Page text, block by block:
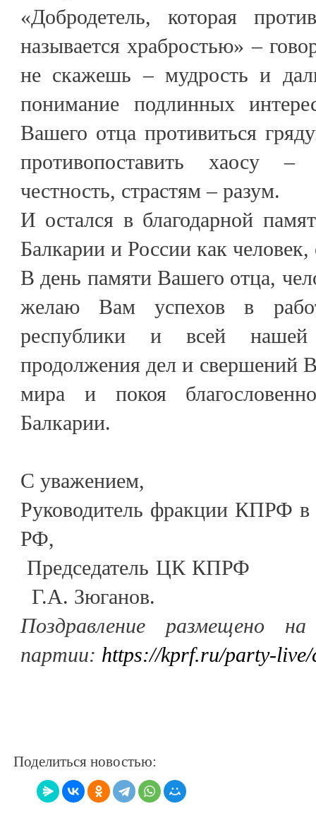
«Добродетель, которая
называется храбростью» –
не скажешь – мудрость и
понимание подлинных
Вашего отца противиться
противопоставить хаосу
честность, страстям – разум.
И остался в благодарной
Балкарии и России как
В день памяти Вашего отца,
желаю Вам успехов в
республики и всей нашей
продолжения дел и свершений
мира и покоя
Балкарии.
С уважением,
Руководитель фракции КПРФ в
Г.А. Зюганов.
Поздравление размещено
партии: https://kprf.ru/party-live/
Поделиться новостью: